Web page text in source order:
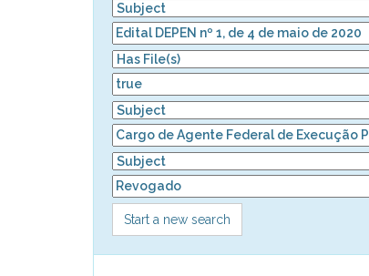
Start a new search